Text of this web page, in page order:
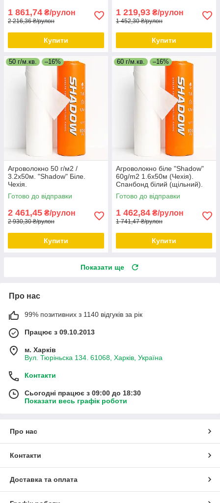
1 861,74 ₴/рулон
2 216,36 ₴/рулон
Купити
1 219,93 ₴/рулон
1 452,30 ₴/рулон
Купити
50 г/м.кв. –16%
Агроволокно 50 г/м2 /
3.2х50м. "Shadow" Біле.
Чехія.
Готово до відправки
2 461,45 ₴/рулон
2 930,30 ₴/рулон
Купити
60 г/м.кв. –16%
Агроволокно біле "Shadow"
60g/m2 1.6х50м (Чехія).
Спанбонд білий (щільний).
Готово до відправки
1 462,84 ₴/рулон
1 741,47 ₴/рулон
Купити
Показати ще
Про нас
99% позитивних з 1140 відгуків за рік
Працює з 09.10.2013
м. Харків
Вул. Тюріньска 134. 61068, Харків, Україна
Контакти
Сьогодні працює з 09:00 до 18:30
Показати весь графік роботи
Про нас
Контакти
Доставка та оплата